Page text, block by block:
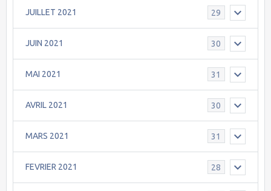
JUILLET 2021 29
JUIN 2021 30
MAI 2021 31
AVRIL 2021 30
MARS 2021 31
FEVRIER 2021 28